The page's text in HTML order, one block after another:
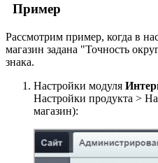
Пример
Рассмотрим пример, когда в
магазин задана "Точность
знака.
Настройки модуля
Настройки продукта >
магазин):